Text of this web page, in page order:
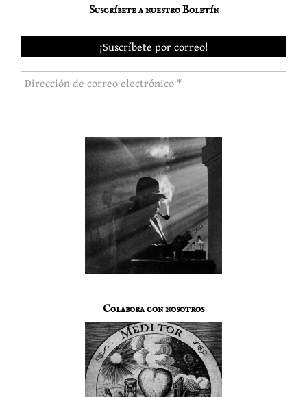
Suscríbete a nuestro Boletín
Colabora con nosotros